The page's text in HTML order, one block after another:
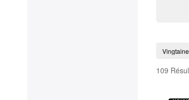
Vingtaine
109